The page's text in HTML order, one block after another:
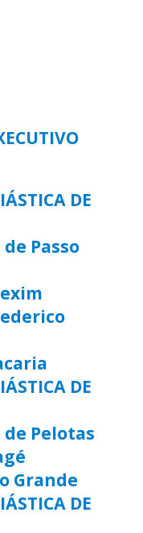
DE
Passo
DE
Pelotas
Grande
DE